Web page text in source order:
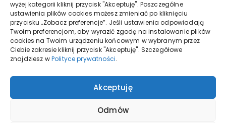
wyżej kategorii kliknij przycisk "Akceptuję". Poszczególne
ustawienia plików cookies możesz zmieniać po kliknięciu
przycisku „Zobacz preferencje”. Jeśli ustawienia odpowiadają
Twoim preferencjom, aby wyrazić zgodę na instalowanie plików
cookies na Twoim urządzeniu końcowym w wybranym przez
Ciebie zakresie kliknij przycisk "Akceptuję". Szczegółowe
znajdziesz wPolityce prywatności.
Akceptuję
Odmów